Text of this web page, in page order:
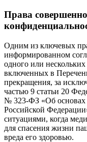
Права
Одним из ключевых
информированном
одного или
включенных в
прекращения, за
частью 9 статьи 20
№ 323-ФЗ «Об основах
Российской
ситуациями, когда
для спасения жизни
вреда его здоровью.